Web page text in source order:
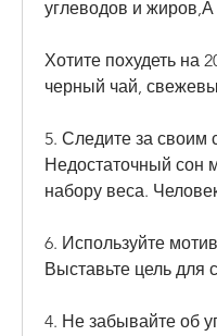
углеводов и жиров,А
Хотите похудеть на
черный чай,
5. Следите за своим
Недостаточный сон
набору веса.
6. Используйте
Выставьте цель для
4. Не забывайте об